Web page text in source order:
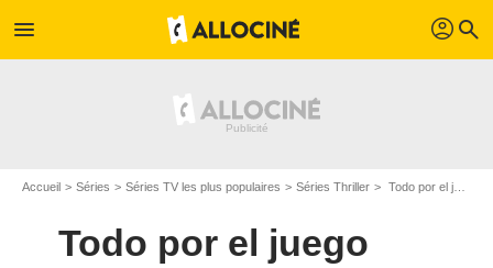
menu profil search
Accueil Séries Séries TV les plus populaires Séries Thriller Todo por el juego
Todo por el juego